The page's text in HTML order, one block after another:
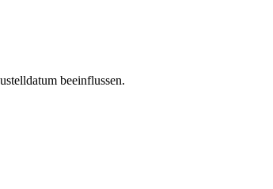
beeinflussen.